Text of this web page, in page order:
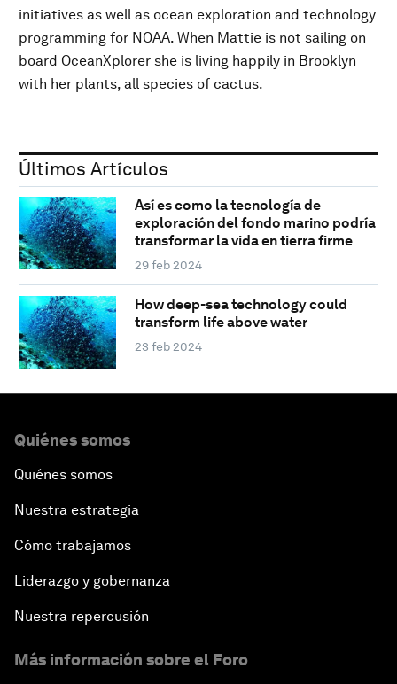
initiatives as well as ocean exploration and technology
programming for NOAA. When Mattie is not sailing on
board OceanXplorer she is living happily in Brooklyn
with her plants, all species of cactus.
Últimos Artículos
Así es como la tecnología de
exploración del fondo marino podría
transformar la vida en tierra firme
29 feb 2024
How deep-sea technology could
transform life above water
23 feb 2024
Quiénes somos
Quiénes somos
Nuestra estrategia
Cómo trabajamos
Liderazgo y gobernanza
Nuestra repercusión
Más información sobre el Foro